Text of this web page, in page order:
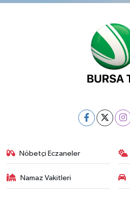
Nöbetçi Eczaneler
Namaz Vakitleri